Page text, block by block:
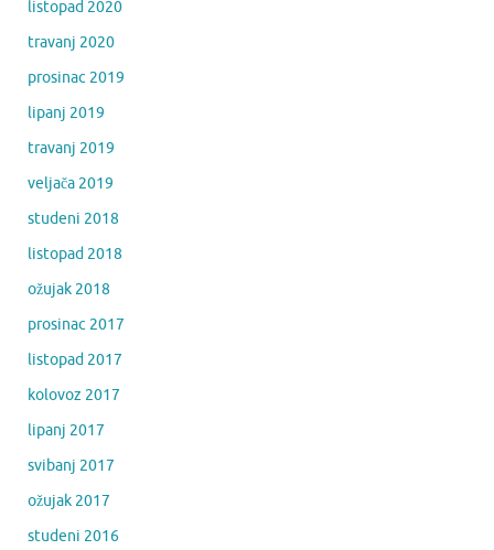
listopad 2020
travanj 2020
prosinac 2019
lipanj 2019
travanj 2019
veljača 2019
studeni 2018
listopad 2018
ožujak 2018
prosinac 2017
listopad 2017
kolovoz 2017
lipanj 2017
svibanj 2017
ožujak 2017
studeni 2016